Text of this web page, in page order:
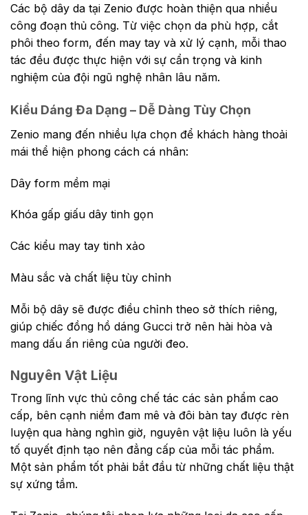
Các bộ dây da tại Zenio được hoàn thiện qua nhiều
công đoạn thủ công. Từ việc chọn da phù hợp, cắt
phôi theo form, đến may tay và xử lý cạnh, mỗi thao
tác đều được thực hiện với sự cẩn trọng và kinh
nghiệm của đội ngũ nghệ nhân lâu năm.
Kiểu Dáng Đa Dạng – Dễ Dàng Tùy Chọn
Zenio mang đến nhiều lựa chọn để khách hàng thoải
mái thể hiện phong cách cá nhân:
Dây form mềm mại
Khóa gấp giấu dây tinh gọn
Các kiểu may tay tinh xảo
Màu sắc và chất liệu tùy chỉnh
Mỗi bộ dây sẽ được điều chỉnh theo sở thích riêng,
giúp chiếc đồng hồ dáng Gucci trở nên hài hòa và
mang dấu ấn riêng của người đeo.
Nguyên Vật Liệu
Trong lĩnh vực thủ công chế tác các sản phẩm cao
cấp, bên cạnh niềm đam mê và đôi bàn tay được rèn
luyện qua hàng nghìn giờ, nguyên vật liệu luôn là yếu
tố quyết định tạo nên đẳng cấp của mỗi tác phẩm.
Một sản phẩm tốt phải bắt đầu từ những chất liệu thật
sự xứng tầm.